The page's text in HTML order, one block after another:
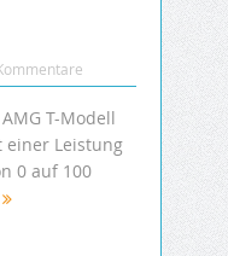
T-Modell
einer Leistung
0 auf 100